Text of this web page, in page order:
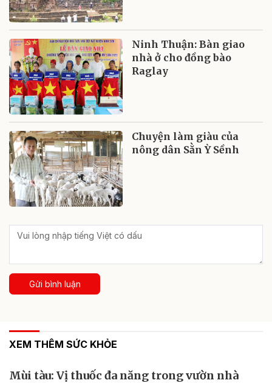
Ninh Thuận: Bàn giao
nhà ở cho đồng bào
Raglay
Chuyện làm giàu của
nông dân Sằn Ỳ Sềnh
Gửi bình luận
XEM THÊM SỨC KHỎE
Mùi tàu: Vị thuốc đa năng trong vườn nhà